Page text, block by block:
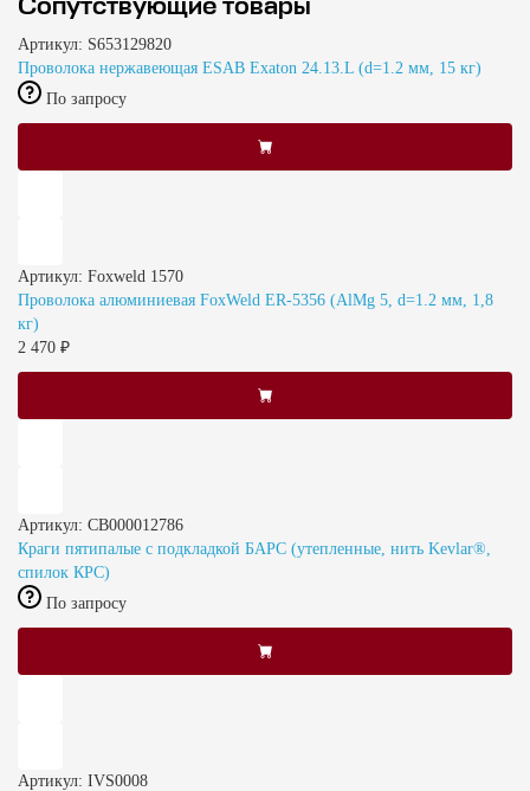
Сопутствующие товары
Артикул: S653129820
Проволока нержавеющая ESAB Exaton 24.13.L (d=1.2 мм, 15 кг)
По запросу
Артикул: Foxweld 1570
Проволока алюминиевая FoxWeld ER-5356 (AlMg 5, d=1.2 мм, 1,8
кг)
2 470 ₽
Артикул: СВ000012786
Краги пятипалые с подкладкой БАРС (утепленные, нить Kevlar®,
спилок КРС)
По запросу
Артикул: IVS0008